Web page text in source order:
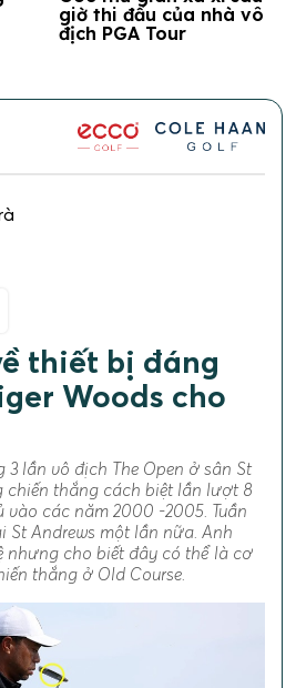
giờ thi đấu của nhà vô
địch PGA Tour
thiết bị đáng
Woods cho
3 lần vô địch The Open ở sân St
chiến thắng cách biệt lần lượt 8
các năm 2000 -2005. Tuần
St Andrews một lần nữa. Anh
nhưng cho biết đây có thể là cơ
thắng ở Old Course.